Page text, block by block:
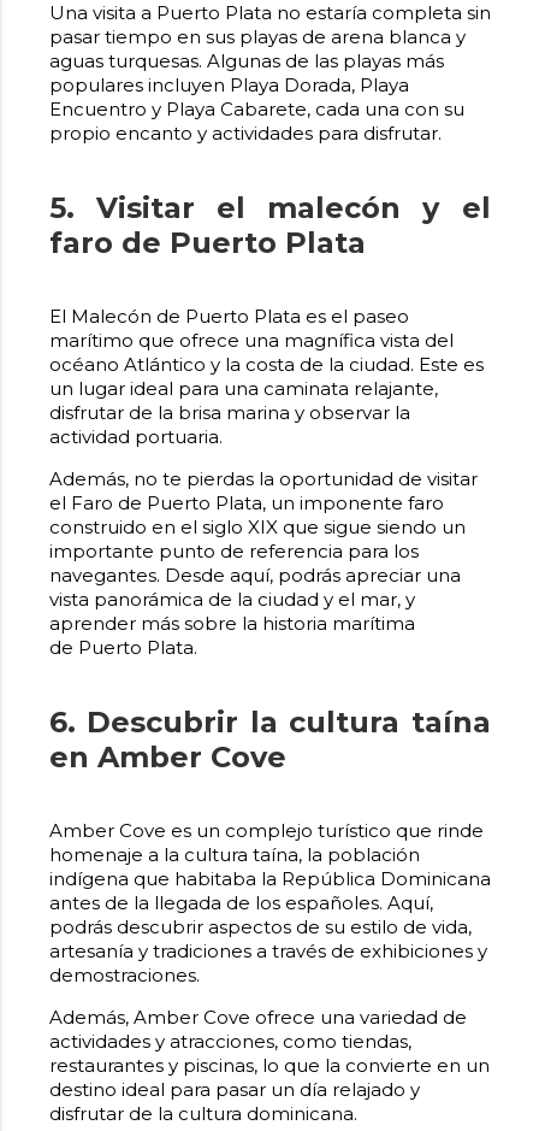
Una visita a Puerto Plata no estaría completa sin
pasar tiempo en sus playas de arena blanca y
aguas turquesas. Algunas de las playas más
populares incluyen Playa Dorada, Playa
Encuentro y Playa Cabarete, cada una con su
propio encanto y actividades para disfrutar.
5. Visitar el malecón y el
faro de Puerto Plata
El Malecón de Puerto Plata es el paseo
marítimo que ofrece una magnífica vista del
océano Atlántico y la costa de la ciudad. Este es
un lugar ideal para una caminata relajante,
disfrutar de la brisa marina y observar la
actividad portuaria.
Además, no te pierdas la oportunidad de visitar
el Faro de Puerto Plata, un imponente faro
construido en el siglo XIX que sigue siendo un
importante punto de referencia para los
navegantes. Desde aquí, podrás apreciar una
vista panorámica de la ciudad y el mar, y
aprender más sobre la historia marítima
de Puerto Plata.
6. Descubrir la cultura taína
en Amber Cove
Amber Cove es un complejo turístico que rinde
homenaje a la cultura taína, la población
indígena que habitaba la República Dominicana
antes de la llegada de los españoles. Aquí,
podrás descubrir aspectos de su estilo de vida,
artesanía y tradiciones a través de exhibiciones y
demostraciones.
Además, Amber Cove ofrece una variedad de
actividades y atracciones, como tiendas,
restaurantes y piscinas, lo que la convierte en un
destino ideal para pasar un día relajado y
disfrutar de la cultura dominicana.